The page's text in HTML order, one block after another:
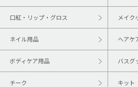
口紅・リップ・グロス メイク
ネイル用品 ヘアケ
ボディケア用品 バスグ
チーク キット